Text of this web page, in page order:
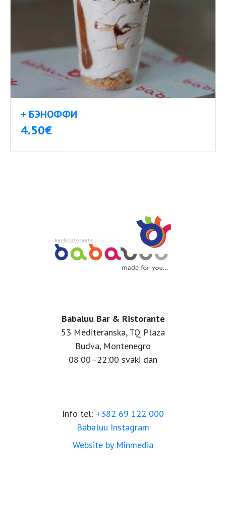
+ БЭНОФФИ
4.50€
Babaluu Bar & Ristorante
53 Mediteranska, TQ Plaza
Budva, Montenegro
08:00–22:00 svaki dan
Info tel: +382 69 122 000
Babaluu Instagram
Website by Minmedia